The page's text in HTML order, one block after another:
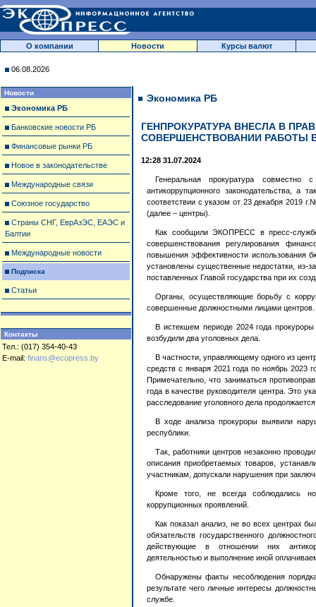
О компании Новости Курсы валют
06.08.2026
Новости
Экономика РБ
Банковские новости РБ
Финансовые рынки РБ
Новое в законодательстве
Международные связи
Союзное государство
Страны СНГ, ЕврАзЭС, ЕАЭС и
Балтии
Международные новости
Подписка
Статьи
Контакты
Тел.: (017) 354-40-43
E-mail: finans@ecopress.by
Экономика РБ
ГЕНПРОКУРАТУРА ВНЕСЛА В
СОВЕРШЕНСТВОВАНИИ РАБОТЫ
12:28 31.07.2024
Генеральная прокуратура совместно
антикоррупционного законодательства, а
соответствии с указом от 23 декабря 2019
(далее – центры).
Как сообщили ЭКОПРЕСС в пресс-
совершенствования регулирования
повышения эффективности использования
установлены существенные недостатки, из-
поставленных Главой государства при их
Органы, осуществляющие борьбу с
совершенные должностными лицами центров.
В истекшем периоде 2024 года
возбудили два уголовных дела.
В частности, управляющему одного из
средств с января 2021 года по ноябрь 2023
Примечательно, что заниматься
года в качестве руководителя центра. Это
расследование уголовного дела
В ходе анализа прокуроры выявили
республики.
Так, работники центров незаконно
описания приобретаемых товаров,
участникам, допускали нарушения при
Кроме того, не всегда соблюдались
коррупционных проявлений.
Как показал анализ, не во всех центрах
обязательств государственного
действующие в отношении них
деятельностью и выполнение иной
Обнаружены факты несоблюдения
результате чего личные интересы
службе.